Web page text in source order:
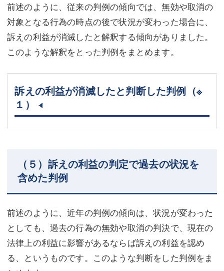
前述のように、従来の判例の傾向では、無効や取消の
対象となる行為の時点の後で状況が変わった場合に、
訴えの利益が消滅したと解釈する傾向がありました。
このような解釈をとった判例をまとめます。
訴えの利益が消滅したと判断した判例 （※
１）
（５）訴えの利益の判定で過去の状況を
含めた判例
前述のように、近年の判例の傾向は、状況が変わった
としても、過去の行為の無効や取消の判決で、現在の
法律上の利益に影響があるならば訴えの利益を認め
る、というものです。このような判断をした判例をま